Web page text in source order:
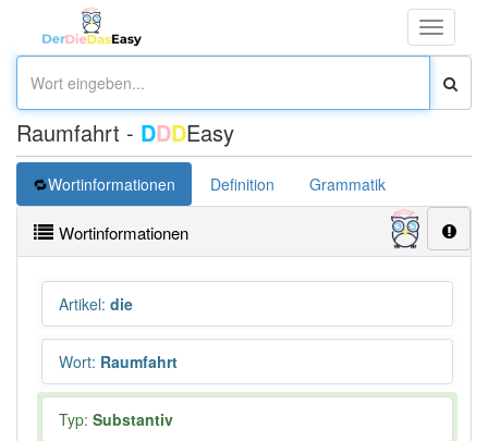
Toggle
Raumfahrt - DDDEasy
Wortinformationen Definition Grammatik
Wortinformationen
Artikel: die
Wort: Raumfahrt
Typ: Substantiv